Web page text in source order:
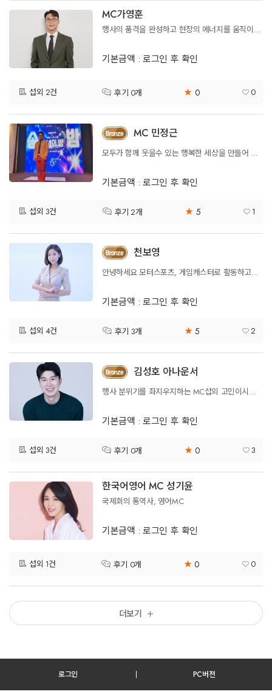
MC가영훈
행사의 품격을 완성하고 현장의 에너지를 움직이는 MC가영훈 입니다
기본금액 : 로그인 후 확인
섭외 2건 후기 0개 ★ 0 0
MC 민정근
모두가 함께 웃을수 있는 행복한 세상을 만들어 가는 MC 민정근
기본금액 : 로그인 후 확인
섭외 3건 후기 2개 ★ 5 1
천보영
안녕하세요 모터스포츠, 게임캐스터로 활동하고있는 전문 mc 천보영입니다.
기본금액 : 로그인 후 확인
섭외 4건 후기 3개 ★ 5 2
김성호 아나운서
행사 분위기를 좌지우지하는 MC섭외 고민이시죠? 최고의 진행으로 보답하겠습니다
기본금액 : 로그인 후 확인
섭외 3건 후기 0개 ★ 0 3
한국어영어 MC 성기윤
국제회의 통역사, 영어MC
기본금액 : 로그인 후 확인
섭외 1건 후기 0개 ★ 0 0
더보기
로그인 PC버전